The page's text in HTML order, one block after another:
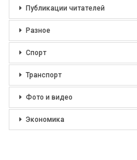
Публикации читателей
Разное
Спорт
Транспорт
Фото и видео
Экономика